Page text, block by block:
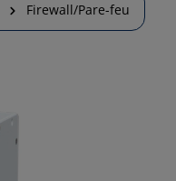
Firewall/Pare-feu